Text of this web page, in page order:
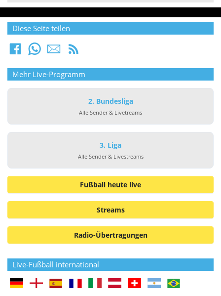
Diese Seite teilen
Mehr Live-Programm
2. Bundesliga
Alle Sender & Livetreams
3. Liga
Alle Sender & Livestreams
Fußball heute live
Streams
Radio-Übertragungen
Live-Fußball international